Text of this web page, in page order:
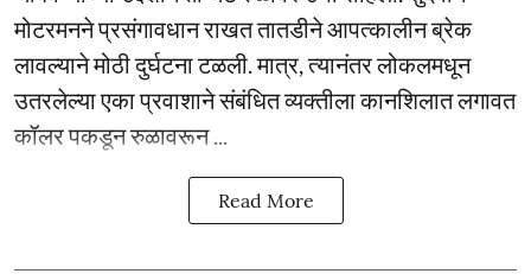
मोटरमनने प्रसंगावधान राखत तातडीने आपत्कालीन ब्रेक
लावल्याने मोठी दुर्घटना टळली. मात्र, त्यानंतर लोकलमधून
उतरलेल्या एका प्रवाशाने संबंधित व्यक्तीला कानशिलात लगावत
कॉलर पकडून रुळावरून ...
Read More